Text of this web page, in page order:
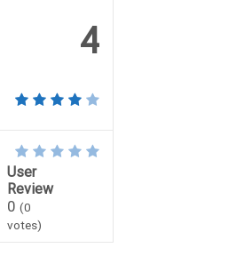
4
User
Review
0 (0
votes)